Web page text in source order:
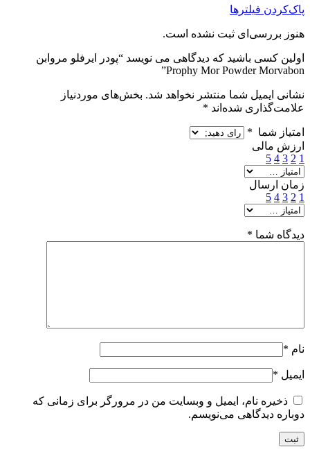
پاک‌کردن فیلترها
هنوز بررسی‌ای ثبت نشده است.
اولین کسی باشید که دیدگاهی می نویسد “پودر ایرفلو مروابن
Prophy Mor Powder Morvabon”
نشانی ایمیل شما منتشر نخواهد شد. بخش‌های موردنیاز
علامت‌گذاری شده‌اند *
امتیاز شما *
ارزش مالی
1
2
3
4
5
زمان ارسال
1
2
3
4
5
دیدگاه شما *
نام *
ایمیل *
ذخیره نام، ایمیل و وبسایت من در مرورگر برای زمانی که
دوباره دیدگاهی می‌نویسم.